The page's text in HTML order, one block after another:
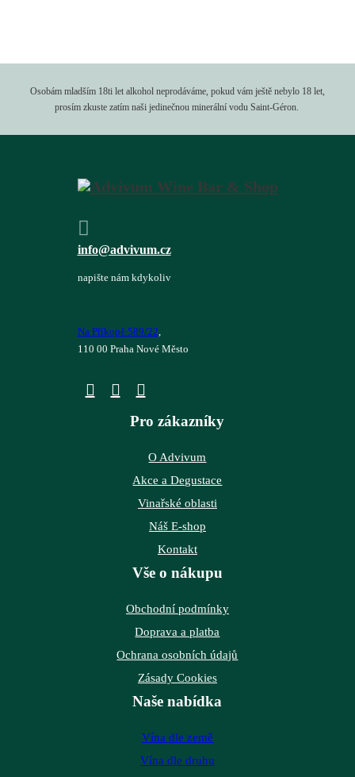
Osobám mladším 18ti let alkohol neprodáváme, pokud vám ještě nebylo 18 let,
prosím zkuste zatím naši jedinečnou minerální vodu Saint-Géron.
info@advivum.cz
napište nám kdykoliv
Na Příkopě 589/22
110 00 Praha Nové Město
Pro zákazníky
O Advivum
Akce a Degustace
Vinařské oblasti
Náš E-shop
Kontakt
Vše o nákupu
Obchodní podmínky
Doprava a platba
Ochrana osobních údajů
Zásady Cookies
Naše nabídka
Vína dle země
Vína dle druhu